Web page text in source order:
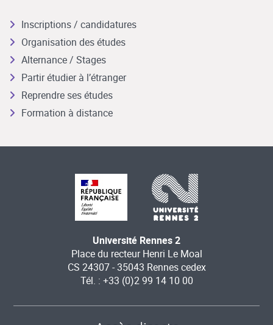
Inscriptions / candidatures
Organisation des études
Alternance / Stages
Partir étudier à l’étranger
Reprendre ses études
Formation à distance
Université Rennes 2
Place du recteur Henri Le Moal
CS 24307 - 35043 Rennes cedex
Tél. : +33 (0)2 99 14 10 00